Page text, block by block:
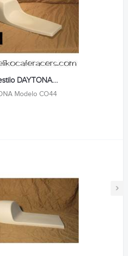
›
DAYTONA...
Modelo CO44